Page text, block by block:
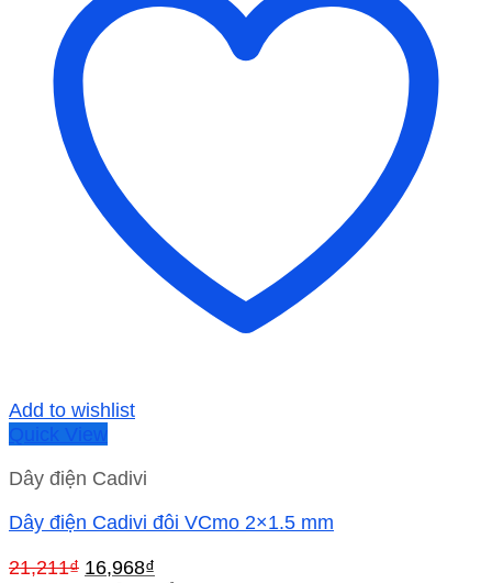
Add to wishlist
Quick View
Dây điện Cadivi
Dây điện Cadivi đôi VCmo 2×1.5 mm
21,211₫ Giá
16,968₫